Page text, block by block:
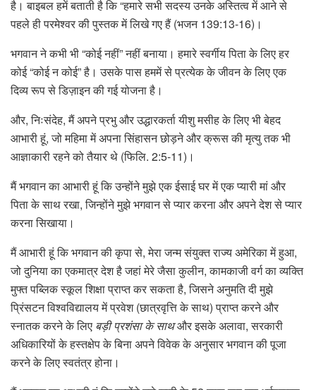
है। बाइबल हमें बताती है कि “हमारे सभी सदस्य उनके अस्तित्व में आने से
पहले ही परमेश्वर की पुस्तक में लिखे गए हैं (भजन 139:13-16)।
भगवान ने कभी भी “कोई नहीं” नहीं बनाया। हमारे स्वर्गीय पिता के लिए हर
कोई “कोई न कोई” है। उसके पास हममें से प्रत्येक के जीवन के लिए एक
दिव्य रूप से डिज़ाइन की गई योजना है।
और, निःसंदेह, मैं अपने प्रभु और उद्धारकर्ता यीशु मसीह के लिए भी बेहद
आभारी हूं, जो महिमा में अपना सिंहासन छोड़ने और क्रूस की मृत्यु तक भी
आज्ञाकारी रहने को तैयार थे (फिलि. 2:5-11)।
मैं भगवान का आभारी हूं कि उन्होंने मुझे एक ईसाई घर में एक प्यारी मां और
पिता के साथ रखा, जिन्होंने मुझे भगवान से प्यार करना और अपने देश से प्यार
करना सिखाया।
मैं आभारी हूं कि भगवान की कृपा से, मेरा जन्म संयुक्त राज्य अमेरिका में हुआ,
जो दुनिया का एकमात्र देश है जहां मेरे जैसा कुलीन, कामकाजी वर्ग का व्यक्ति
मुफ्त पब्लिक स्कूल शिक्षा प्राप्त कर सकता है, जिसने अनुमति दी मुझे
प्रिंसटन विश्वविद्यालय में प्रवेश (छात्रवृत्ति के साथ) प्राप्त करने और
स्नातक करने के लिए बड़ी प्रशंसा के साथऔर इसके अलावा, सरकारी
अधिकारियों के हस्तक्षेप के बिना अपने विवेक के अनुसार भगवान की पूजा
करने के लिए स्वतंत्र होना।